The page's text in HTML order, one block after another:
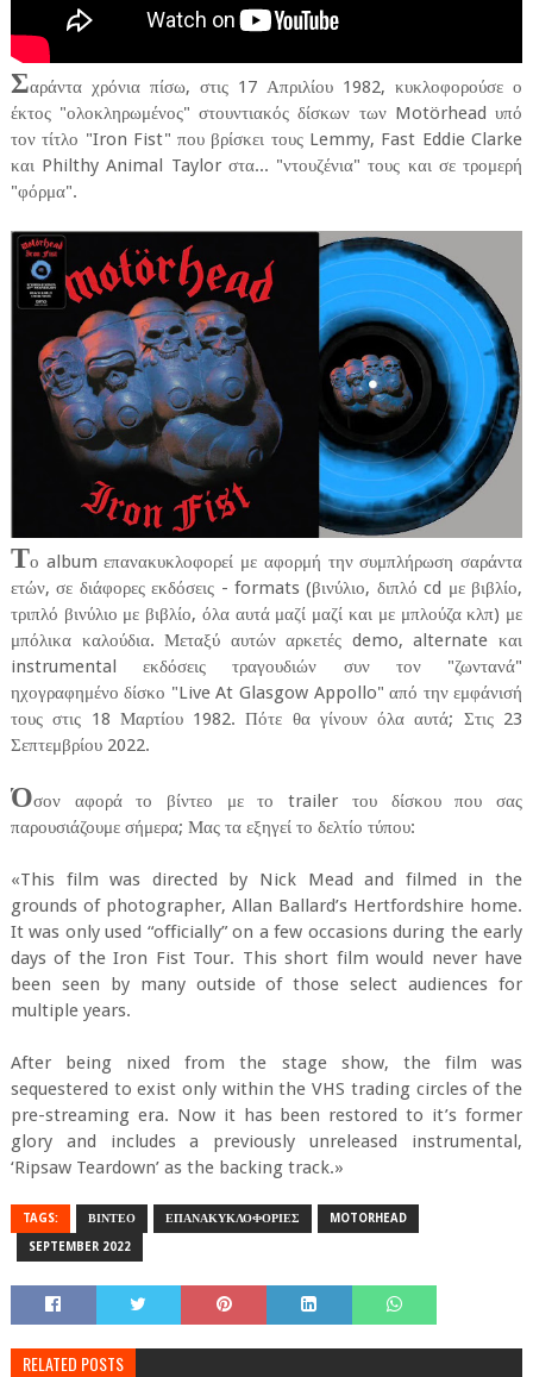
Σαράντα χρόνια πίσω, στις 17 Απριλίου 1982, κυκλοφορούσε ο
έκτος "ολοκληρωμένος" στουντιακός δίσκων των Motörhead υπό
τον τίτλο "Iron Fist" που βρίσκει τους Lemmy, Fast Eddie Clarke
και Philthy Animal Taylor στα... "ντουζένια" τους και σε τρομερή
"φόρμα".
Το album επανακυκλοφορεί με αφορμή την συμπλήρωση σαράντα
ετών, σε διάφορες εκδόσεις - formats (βινύλιο, διπλό cd με βιβλίο,
τριπλό βινύλιο με βιβλίο, όλα αυτά μαζί μαζί και με μπλούζα κλπ) με
μπόλικα καλούδια. Μεταξύ αυτών αρκετές demo, alternate και
instrumental εκδόσεις τραγουδιών συν τον "ζωντανά"
ηχογραφημένο δίσκο "Live At Glasgow Appollo" από την εμφάνισή
τους στις 18 Μαρτίου 1982. Πότε θα γίνουν όλα αυτά; Στις 23
Σεπτεμβρίου 2022.
Όσον αφορά το βίντεο με το trailer του δίσκου που σας
παρουσιάζουμε σήμερα; Μας τα εξηγεί το δελτίο τύπου:
«This film was directed by Nick Mead and filmed in the
grounds of photographer, Allan Ballard’s Hertfordshire home.
It was only used “officially” on a few occasions during the early
days of the Iron Fist Tour. This short film would never have
been seen by many outside of those select audiences for
multiple years.
After being nixed from the stage show, the film was
sequestered to exist only within the VHS trading circles of the
pre-streaming era. Now it has been restored to it’s former
glory and includes a previously unreleased instrumental,
‘Ripsaw Teardown’ as the backing track.»
TAGS: ΒΙΝΤΕΟ ΕΠΑΝΑΚΥΚΛΟΦΟΡΙΕΣ MOTORHEAD
SEPTEMBER 2022
RELATED POSTS